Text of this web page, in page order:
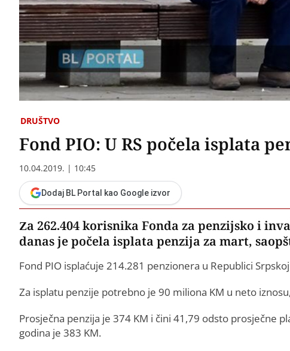
DRUŠTVO
Fond PIO: U RS počela isplata
10.04.2019. | 10:45
Dodaj BL Portal kao Google izvor
Za 262.404 korisnika Fonda za penzijsko i
danas je počela isplata penzija za mart,
Fond PIO isplaćuje 214.281 penzionera u Republici
Za isplatu penzije potrebno je 90 miliona KM u neto
Prosječna penzija je 374 KM i čini 41,79 odsto prosječne
godina je 383 KM.